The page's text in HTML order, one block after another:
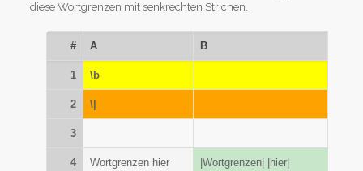
diese Wortgrenzen mit senkrechten Strichen.
# A B
1 \b
2 \|
3
4 Wortgrenzen hier |Wortgrenzen| |hier|